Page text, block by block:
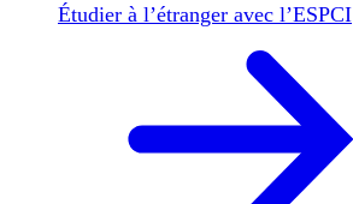
Étudier à l’étranger avec l’ESPCI